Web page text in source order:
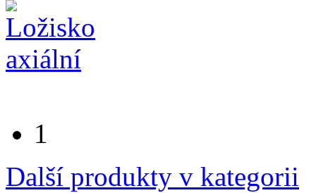
1
Další produkty v kategorii